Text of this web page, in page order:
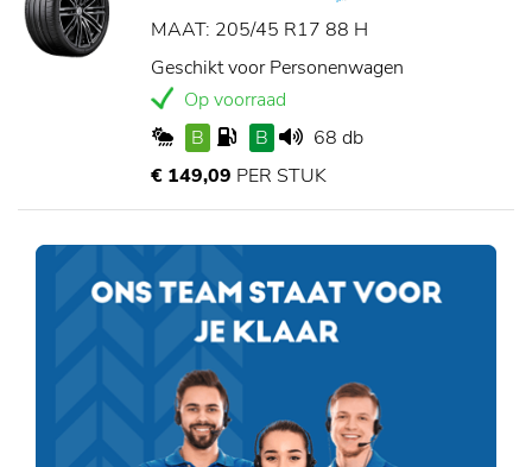
MAAT: 205/45 R17 88 H
Geschikt voor Personenwagen
Op voorraad
B
B
68 db
€ 149,09 PER STUK